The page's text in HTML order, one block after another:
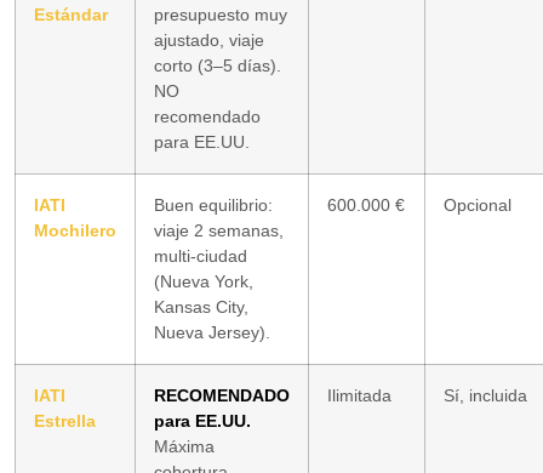
Estándar
presupuesto muy
ajustado, viaje
corto (3–5 días).
NO
recomendado
para EE.UU.
IATI
Mochilero
Buen equilibrio:
viaje 2 semanas,
multi-ciudad
(Nueva York,
Kansas City,
Nueva Jersey).
600.000 € Opcional
IATI
Estrella
RECOMENDADO
para EE.UU.
Máxima
Ilimitada Sí, incluida